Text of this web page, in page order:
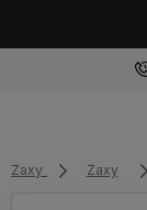
Zaxy Zaxy